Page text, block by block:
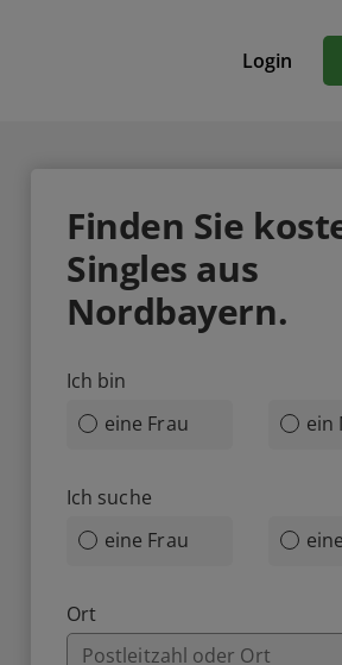
Login
Finden Sie
Singles aus
Nordbayern.
Ich bin
eine Frau
ein
Ich suche
eine Frau
Ort